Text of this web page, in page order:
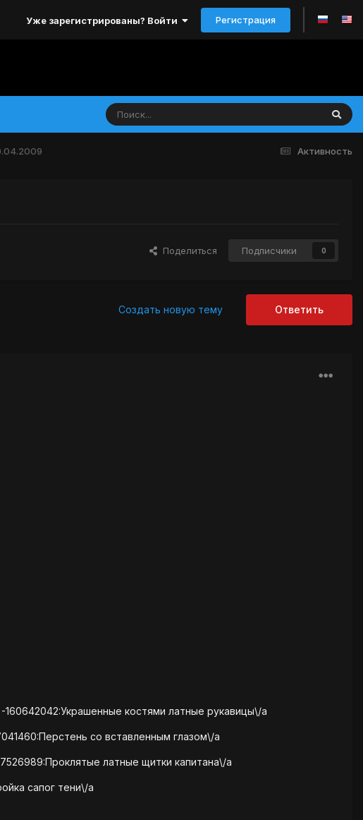
Уже зарегистрированы? Войти Регистрация
Активность
Поделиться Подписчики 0
Ответить
Создать новую тему
-160642042:Украшенные костями латные рукавицы\/a
со вставленным глазом\/a
латные щитки капитана\/a
сапог тени\/a